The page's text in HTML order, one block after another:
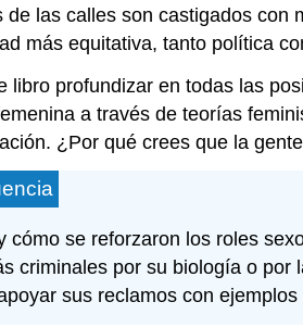
las calles son castigados
más equitativa, tanto política
libro profundizar en todas las
a través de teorías
¿Por qué crees que la
cómo se reforzaron los roles
criminales por su biología o
sus reclamos con